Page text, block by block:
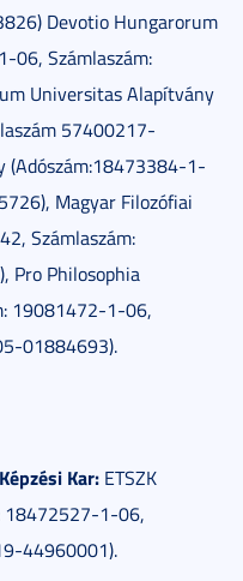
Devotio Hungarorum
06, Számlaszám:
Universitas Alapítvány
57400217-
(Adószám:18473384-1-
Magyar Filozófiai
Számlaszám:
Pro Philosophia
19081472-1-06,
01884693).
Kar: ETSZK
18472527-1-06,
44960001).